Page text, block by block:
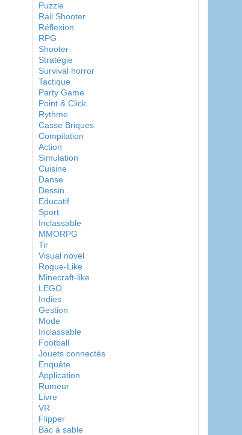
Puzzle
Rail Shooter
Réflexion
RPG
Shooter
Stratégie
Survival horror
Tactique
Party Game
Point & Click
Rythme
Casse Briques
Compilation
Action
Simulation
Cuisine
Danse
Dessin
Educatif
Sport
Inclassable
MMORPG
Tir
Visual novel
Rogue-Like
Minecraft-like
LEGO
Indies
Gestion
Mode
Inclassable
Football
Jouets connectés
Enquête
Application
Rumeur
Livre
VR
Flipper
Bac à sable